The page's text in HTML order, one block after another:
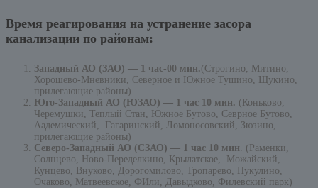
Время реагирования на устранение засора
канализации по районам:
Западный АО (ЗАО) — 1 час-00 мин.(Строгино, Митино,
Хорошево-Мневники, Северное и Южное Тушино, Щукино,
прилегающие районы)
Юго-Западный АО (ЮЗАО) — 1 час 10 мин. (Коньково,
Черемушки, Теплый Стан, Южное Бутово, Севрное Бутово,
Аадемический, Гагаринский, Ломоносовский, Зюзино,
прилегающие районы)
Северо-Западный АО (СЗАО) — 1 час 10 мин . (Раменки,
Солнцево, Ново-Переделкино, Крылатское, Можайский,
Кунцево, Внуково, Дорогомилово, Тропарево, Нукулино,
Очаково, Матвеевское, ФИли, Давыдково, Филевский парк)